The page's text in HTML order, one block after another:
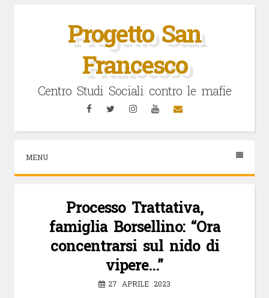
Progetto San
Francesco
Centro Studi Sociali contro le mafie
FacebookTwitterInstagramYouTubeEmail
MENU
Processo Trattativa,
famiglia Borsellino: “Ora
concentrarsi sul nido di
vipere…”
27 APRILE 2023